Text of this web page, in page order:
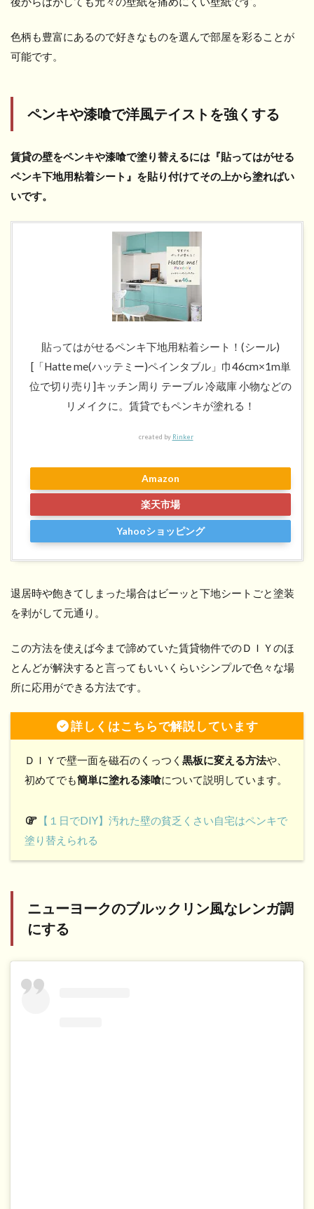
色柄も豊富にあるので好きなものを選んで部屋を彩ることが
可能です。
ペンキや漆喰で洋風テイストを強くする
賃貸の壁をペンキや漆喰で塗り替えるには『貼ってはがせる
ペンキ下地用粘着シート』を貼り付けてその上から塗ればい
いです。
貼ってはがせるペンキ下地用粘着シート！(シール)
[「Hatte me(ハッテミー)ペインタブル」巾46cm×1m単
位で切り売り]キッチン周り テーブル 冷蔵庫 小物などの
リメイクに。賃貸でもペンキが塗れる！
created by Rinker
Amazon
楽天市場
Yahooショッピング
退居時や飽きてしまった場合はビーッと下地シートごと塗装
を剥がして元通り。
この方法を使えば今まで諦めていた賃貸物件でのＤＩＹのほ
とんどが解決すると言ってもいいくらいシンプルで色々な場
所に応用ができる方法です。
詳しくはこちらで解説しています
ＤＩＹで壁一面を磁石のくっつく 黒板に変える方法や、
初めてでも簡単に塗れる漆喰について説明しています。
【１日でDIY】汚れた壁の貧乏くさい自宅はペンキで
塗り替えられる
ニューヨークのブルックリン風なレンガ調
にする